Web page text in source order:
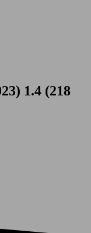
1.4 (218